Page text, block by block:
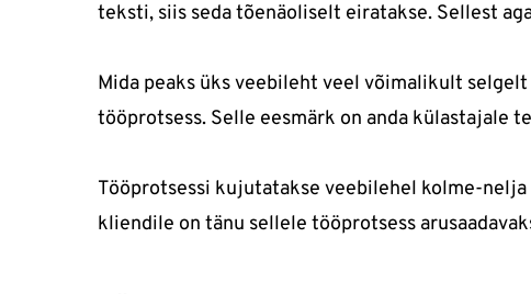
teksti, siis seda tõenäoliselt eiratakse. Sellest
Mida peaks üks veebileht veel võimalikult
tööprotsess. Selle eesmärk on anda külastajale
Tööprotsessi kujutatakse veebilehel kolme-
kliendile on tänu sellele tööprotsess